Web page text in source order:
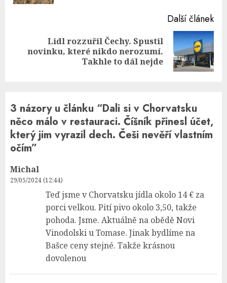
Další článek
Next
Lidl rozzuřil Čechy. Spustil
novinku, které nikdo nerozumí.
Takhle to dál nejde
3 názory u článku “Dali si v Chorvatsku
něco málo v restauraci. Číšník přinesl účet,
který jim vyrazil dech. Češi nevěří vlastním
očím”
Michal
29/05/2024 (12:44)
Teď jsme v Chorvatsku jídla okolo 14 € za
porci velkou. Pití pivo okolo 3,50, takže
pohoda. Jsme. Aktuálně na obědě Novi
Vinodolski u Tomase. Jinak bydlíme na
Bašce ceny stejné. Takže krásnou
dovolenou